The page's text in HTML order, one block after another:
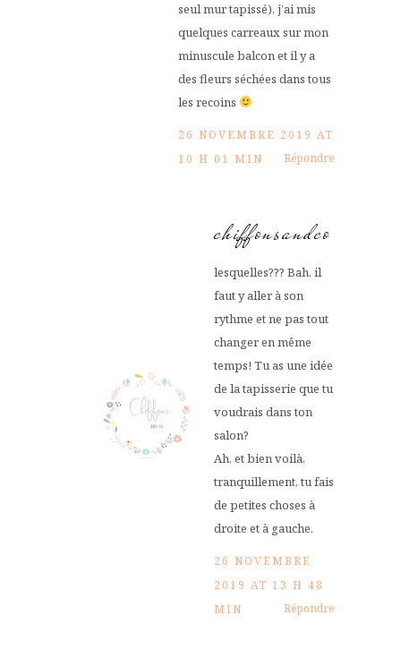
seul mur tapissé), j’ai mis
quelques carreaux sur mon
minuscule balcon et il y a
des fleurs séchées dans tous
les recoins
26 NOVEMBRE 2019 AT
10 H 01 MIN
Répondre
chiffonsandco
lesquelles??? Bah, il
faut y aller à son
rythme et ne pas tout
changer en même
temps! Tu as une idée
de la tapisserie que tu
voudrais dans ton
salon?
Ah, et bien voilà,
tranquillement, tu fais
de petites choses à
droite et à gauche.
26 NOVEMBRE
2019 AT 13 H 48
MIN
Répondre